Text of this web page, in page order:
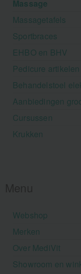
Massage
Massagetafels
Sportbraces
EHBO en BHV
Pedicure artikelen
Behandelstoel
Aanbiedingen
Cursussen
Krukken
Webshop
Merken
Over MediVit
Showroom en